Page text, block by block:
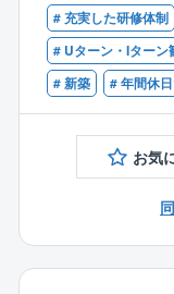
※名古屋支社にて
〈ここがポイン
◎大型の分譲マン
の工程に携われ
◎土地購買の選
択など、あらゆ
ディー！チャン
# 充実した研修体制
# Uターン・Iターン
# 新築
# 年間休
お気